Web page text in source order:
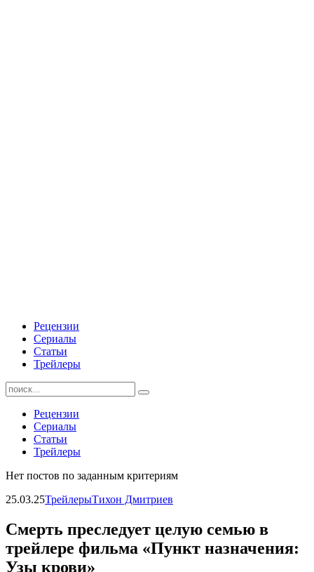
Рецензии
Сериалы
Статьи
Трейлеры
Найти:
Рецензии
Сериалы
Статьи
Трейлеры
Нет постов по заданным критериям
25.03.25ТрейлерыТихон Дмитриев
Смерть преследует целую семью в
трейлере фильма «Пункт назначения:
Узы крови»